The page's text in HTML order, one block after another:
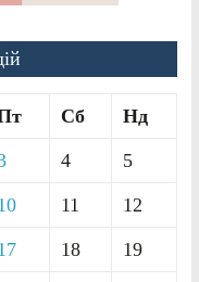
Сб Нд
4 5
11 12
18 19